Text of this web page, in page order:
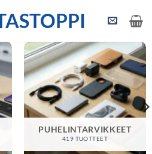
PUHELINTARVIKKEET
419 TUOTTEET